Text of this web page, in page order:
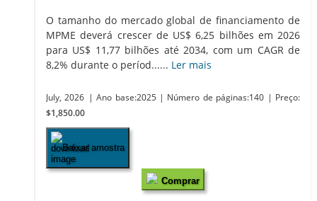
O tamanho do mercado global de financiamento de
MPME deverá crescer de US$ 6,25 bilhões em 2026
para US$ 11,77 bilhões até 2034, com um CAGR de
8,2% durante o períod...... Ler mais
July, 2026 | Ano base:2025 | Número de páginas:140 | Preço:
$1,850.00
Baixar amostra
Comprar